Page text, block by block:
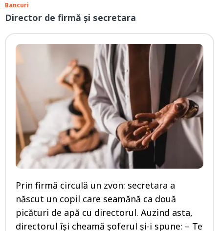
Bancuri
Director de firmă și secretara
Prin firmă circulă un zvon: secretara a
născut un copil care seamănă ca două
picături de apă cu directorul. Auzind asta,
directorul își cheamă șoferul și-i spune: – Te